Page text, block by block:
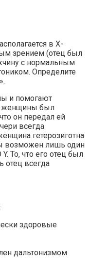
в X-
зрением (отец был
с нормальным
Определите
и помогают
женщины был
он передал ей
всегда
гетерозиготна
возможен лишь один
То, что его отец был
отец всегда
здоровые
дальтонизмом